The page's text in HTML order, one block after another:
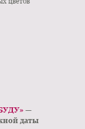
—
даты